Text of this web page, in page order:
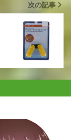
次の記事